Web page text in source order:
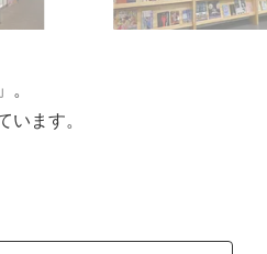
ます。